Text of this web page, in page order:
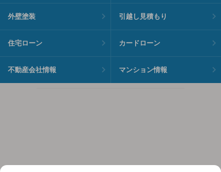
外壁塗装 引越し見積もり
住宅ローン カードローン
不動産会社情報 マンション情報